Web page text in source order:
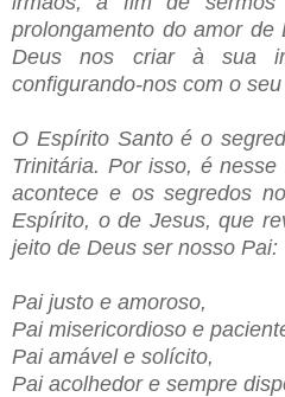
prolongamento do amor
Deus nos criar à sua
configurando-nos com o
O Espírito Santo é o
Trinitária. Por isso, é
acontece e os segredos
Espírito, o de Jesus, que
jeito de Deus ser nosso Pai:
Pai justo e amoroso,
Pai misericordioso e
Pai amável e solícito,
Pai acolhedor e sempre